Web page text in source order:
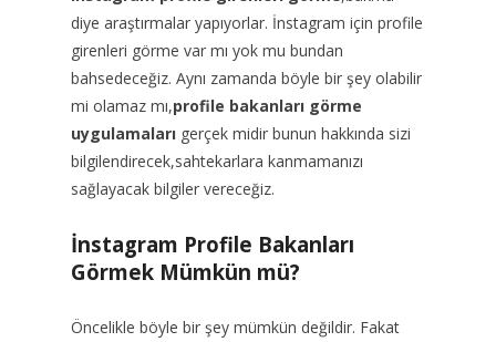
diye araştırmalar yapıyorlar. İnstagram için profile
girenleri görme var mı yok mu bundan
bahsedeceğiz. Aynı zamanda böyle bir şey olabilir
mi olamaz mı,profile bakanları görme
uygulamaları gerçek midir bunun hakkında sizi
bilgilendirecek,sahtekarlara kanmamanızı
sağlayacak bilgiler vereceğiz.
İnstagram Profile Bakanları
Görmek Mümkün mü?
Öncelikle böyle bir şey mümkün değildir. Fakat